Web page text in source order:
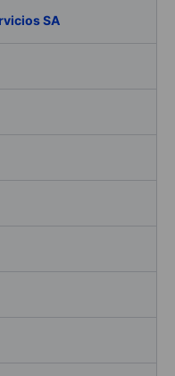
SA